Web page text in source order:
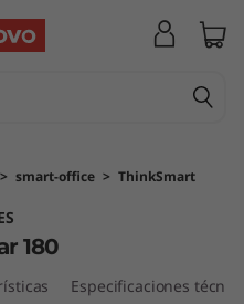
> smart-office > ThinkSmart
180
Especificaciones